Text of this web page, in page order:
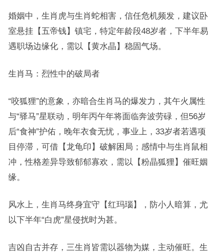
婚姻中，生肖虎与生肖蛇相害，信任危机频发，建议卧
室悬挂【五帝钱】镇宅，特定年龄段48岁者，下半年易
遇职场边缘化，需以【黄水晶】稳固气场。
生肖马：烈性中的破局者
“咬狐狸”的意象，亦暗合生肖马的爆发力，其午火属性
与“驿马”星联动，明年丙午年将面临奔波劳碌，但56岁
后“食神”护佑，晚年衣食无忧，事业上，33岁者若遇项
目停滞，可借【龙龟印】破解困局；感情中与生肖鼠相
冲，性格差异导致郁郁寡欢，需以【粉晶狐狸】催旺姻
缘。
风水上，生肖马终身宜守【红玛瑙】，防小人暗算，尤
以下半年“白虎”星侵扰时为甚。
吉凶自古并存，三生肖皆需以器物为媒，主动催旺。生